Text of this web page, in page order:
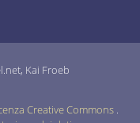
Kai Froeb
Creative Commons .